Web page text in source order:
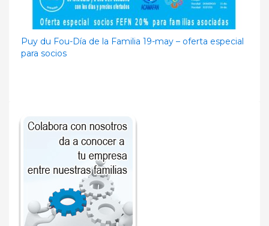
Puy du Fou-Día de la Familia 19-may – oferta especial
para socios